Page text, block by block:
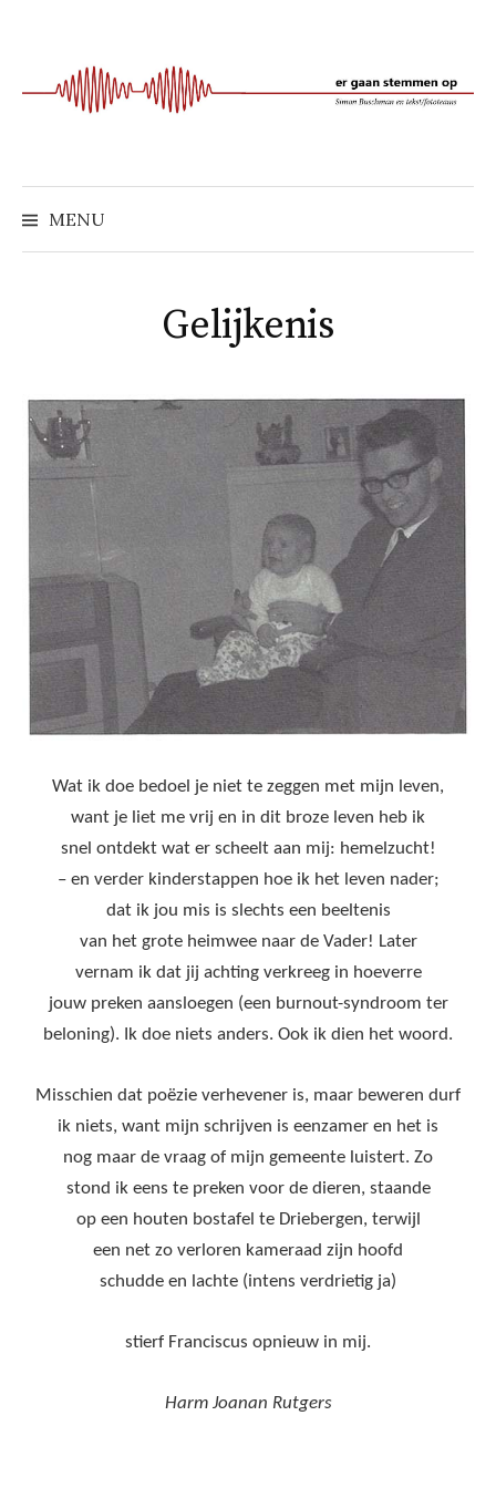
springen
MENU
Gelijkenis
Wat ik doe bedoel je niet te zeggen met mijn leven,
want je liet me vrij en in dit broze leven heb ik
snel ontdekt wat er scheelt aan mij: hemelzucht!
– en verder kinderstappen hoe ik het leven nader;
dat ik jou mis is slechts een beeltenis
van het grote heimwee naar de Vader! Later
vernam ik dat jij achting verkreeg in hoeverre
jouw preken aansloegen (een burnout-syndroom ter
beloning). Ik doe niets anders. Ook ik dien het woord.
Misschien dat poëzie verhevener is, maar beweren durf
ik niets, want mijn schrijven is eenzamer en het is
nog maar de vraag of mijn gemeente luistert. Zo
stond ik eens te preken voor de dieren, staande
op een houten bostafel te Driebergen, terwijl
een net zo verloren kameraad zijn hoofd
schudde en lachte (intens verdrietig ja)
stierf Franciscus opnieuw in mij.
Harm Joanan Rutgers